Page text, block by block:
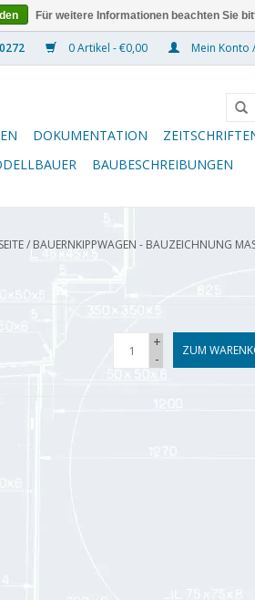
0 Artikel - €0,00 Mein Konto
DOKUMENTATION
BAUBESCHREIBUNGEN
/ BAUERNKIPPWAGEN - BAUZEICHNUNG
+
-
ZUM
Für weitere Informationen beachten Sie